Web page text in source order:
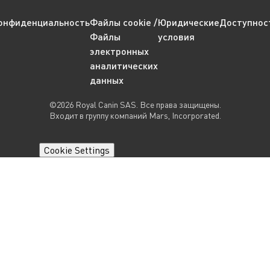
Файлы cookie /
Файлы
электронных
аналитических
данных
Юридические
условия
©2026 Royal Canin SAS. Все права защищены.
Входит в группу компаний Mars, Incorporated.
Cookie Settings